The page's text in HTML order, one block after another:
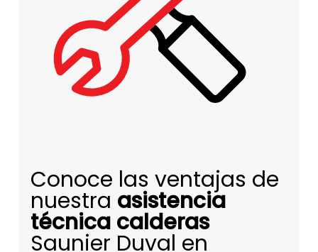
Conoce las ventajas de
nuestra asistencia
técnica calderas
Saunier Duval en